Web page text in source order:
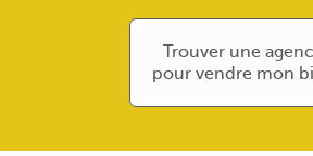
Trouver une
pour vendre mon